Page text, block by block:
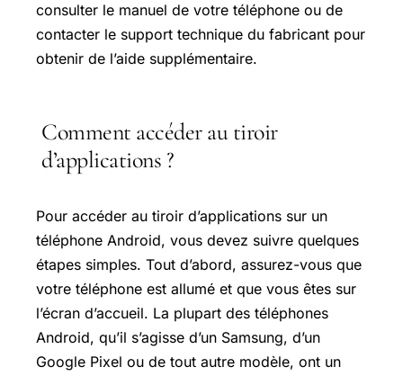
consulter le manuel de votre téléphone ou de
contacter le support technique du fabricant pour
obtenir de l’aide supplémentaire.
Comment accéder au tiroir
d’applications ?
Pour accéder au tiroir d’applications sur un
téléphone Android, vous devez suivre quelques
étapes simples. Tout d’abord, assurez-vous que
votre téléphone est allumé et que vous êtes sur
l’écran d’accueil. La plupart des téléphones
Android, qu’il s’agisse d’un Samsung, d’un
Google Pixel ou de tout autre modèle, ont un